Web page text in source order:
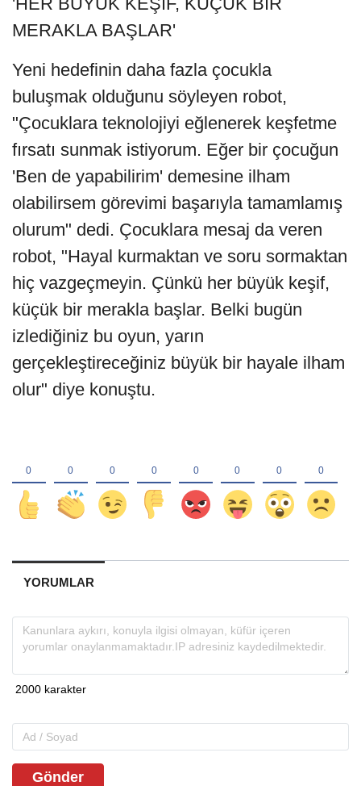
MERAKLA BAŞLAR'
Yeni hedefinin daha fazla çocukla
buluşmak olduğunu söyleyen robot,
"Çocuklara teknolojiyi eğlenerek keşfetme
fırsatı sunmak istiyorum. Eğer bir çocuğun
'Ben de yapabilirim' demesine ilham
olabilirsem görevimi başarıyla tamamlamış
olurum" dedi. Çocuklara mesaj da veren
robot, "Hayal kurmaktan ve soru sormaktan
hiç vazgeçmeyin. Çünkü her büyük keşif,
küçük bir merakla başlar. Belki bugün
izlediğiniz bu oyun, yarın
gerçekleştireceğiniz büyük bir hayale ilham
olur" diye konuştu.
YORUMLAR
Gönder